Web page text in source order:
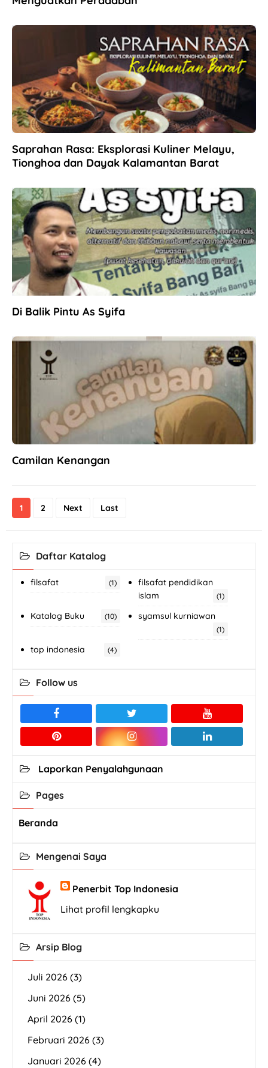
Saprahan Rasa: Eksplorasi Kuliner Melayu,
Tionghoa dan Dayak Kalamantan Barat
Di Balik Pintu As Syifa
Camilan Kenangan
1 2 Next Last
Daftar Katalog
filsafat (1)
filsafat pendidikan
islam
(1)
Katalog Buku (10) syamsul kurniawan
(1)
top indonesia (4)
Follow us
Laporkan Penyalahgunaan
Pages
Beranda
Mengenai Saya
Penerbit Top Indonesia
Lihat profil lengkapku
Arsip Blog
Juli 2026 (3)
Juni 2026 (5)
April 2026 (1)
Februari 2026 (3)
Januari 2026 (4)